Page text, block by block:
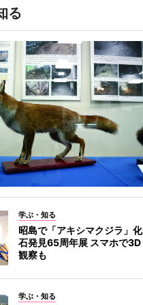
る
学ぶ・知る
昭島で「アキシマクジラ」化
石発見65周年展 スマホで3D
観察も
学ぶ・知る